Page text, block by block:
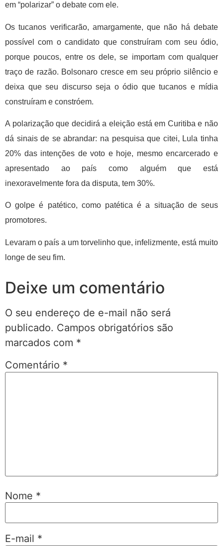
em “polarizar” o debate com ele.
Os tucanos verificarão, amargamente, que não há debate
possível com o candidato que construíram com seu ódio,
porque poucos, entre os dele, se importam com qualquer
traço de razão. Bolsonaro cresce em seu próprio silêncio e
deixa que seu discurso seja o ódio que tucanos e mídia
construíram e constróem.
A polarização que decidirá a eleição está em Curitiba e não
dá sinais de se abrandar: na pesquisa que citei, Lula tinha
20% das intenções de voto e hoje, mesmo encarcerado e
apresentado ao país como alguém que está
inexoravelmente fora da disputa, tem 30%.
O golpe é patético, como patética é a situação de seus
promotores.
Levaram o país a um torvelinho que, infelizmente, está muito
longe de seu fim.
Deixe um comentário
O seu endereço de e-mail não será
publicado. Campos obrigatórios são
marcados com *
Comentário *
Nome *
E-mail *